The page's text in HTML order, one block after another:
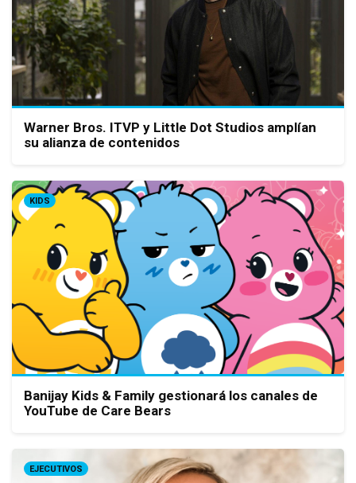
Warner Bros. ITVP y Little Dot Studios amplían
su alianza de contenidos
KIDS
Banijay Kids & Family gestionará los canales de
YouTube de Care Bears
EJECUTIVOS